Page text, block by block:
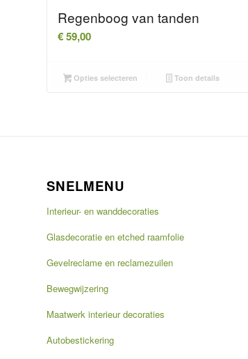
Regenboog van tanden
€59,00
Opties selecteren Toon details
SNELMENU
Interieur- en wanddecoraties
Glasdecoratie en etched raamfolie
Gevelreclame en reclamezuilen
Bewegwijzering
Maatwerk interieur decoraties
Autobestickering